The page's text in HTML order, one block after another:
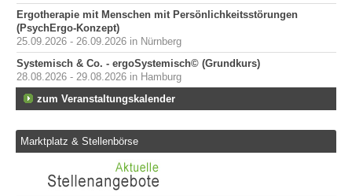
Ergotherapie mit Menschen mit Persönlichkeitsstörungen
(PsychErgo-Konzept)
25.09.2026 - 26.09.2026 in Nürnberg
Systemisch & Co. - ergoSystemisch© (Grundkurs)
28.08.2026 - 29.08.2026 in Hamburg
zum Veranstaltungskalender
Marktplatz & Stellenbörse